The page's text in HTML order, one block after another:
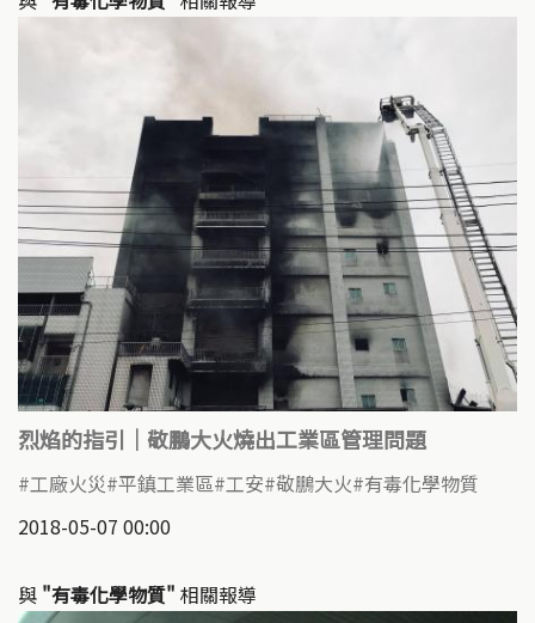
烈焰的指引｜敬鵬大火燒出工業區管理問題
工廠火災 平鎮工業區 工安 敬鵬大火 有毒化學物質
2018-05-07 00:00
與 "有毒化學物質" 相關報導